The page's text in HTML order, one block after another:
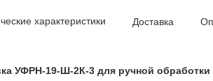
характеристики Доставка
УФРН-19-Ш-2К-3 для ручной обработки